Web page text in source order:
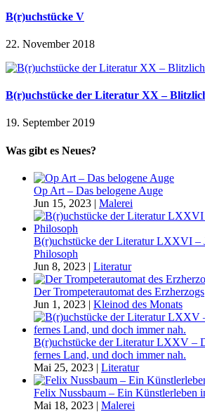
B(r)uchstücke V
22. November 2018
B(r)uchstücke der Literatur XX –
19. September 2019
Was gibt es Neues?
Op Art – Das belogene Auge
Jun 15, 2023 | Malerei
B(r)uchstücke der Literatur LXXVI –
Philosoph
Jun 8, 2023 | Literatur
Der Trompeterautomat des Erzherzogs
Jun 1, 2023 | Kleinod des Monats
B(r)uchstücke der Literatur LXXV –
fernes Land, und doch immer nah.
Mai 25, 2023 | Literatur
Felix Nussbaum – Ein Künstlerleben
Mai 18, 2023 | Malerei